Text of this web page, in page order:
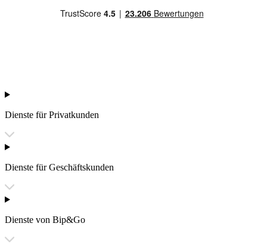
Dienste für Privatkunden
Dienste für Geschäftskunden
Dienste von Bip&Go